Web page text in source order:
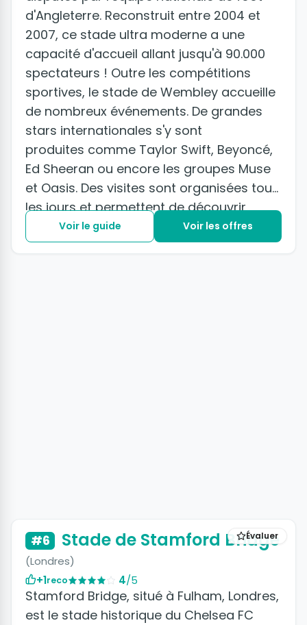
d'Angleterre. Reconstruit entre 2004 et
2007, ce stade ultra moderne a une
capacité d'accueil allant jusqu'à 90.000
spectateurs ! Outre les compétitions
sportives, le stade de Wembley accueille
de nombreux événements. De grandes
stars internationales s'y sont
produites comme Taylor Swift, Beyoncé,
Ed Sheeran ou encore les groupes Muse
et Oasis. Des visites sont organisées tous
les jours et permettent de découvrir
l'envers du décor du stade le plus connu
d'Angleterre.
Voir le guide Voir les offres
Évaluer
#6 Stade de Stamford Bridge
(Londres)
+1reco 4/5
Stamford Bridge, situé à Fulham, Londres,
est le stade historique du Chelsea FC